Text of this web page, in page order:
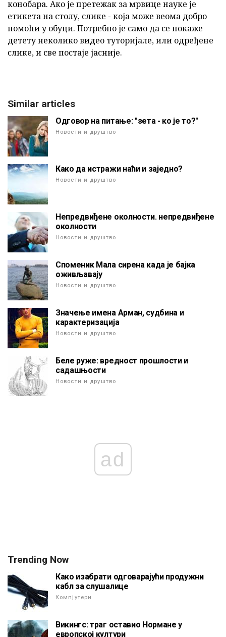
конобара. Ако је претежак за мрвице науке је
етикета на столу, слике - која може веома добро
помоћи у обуци. Потребно је само да се покаже
детету неколико видео туторијале, или одређене
слике, и све постаје јасније.
Similar articles
Одговор на питање: "зета - ко је то?"
Новости и друштво
Како да истражи наћи и заједно?
Новости и друштво
Непредвиђене околности. непредвиђене
околности
Новости и друштво
Споменик Мала сирена када је бајка
оживљавају
Новости и друштво
Значење имена Арман, судбина и
карактеризација
Новости и друштво
Беле руже: вредност прошлости и
садашњости
Новости и друштво
ad
Trending Now
Како изабрати одговарајући продужни
кабл за слушалице
Компјутери
Викингс: траг оставио Нормане у
европској култури